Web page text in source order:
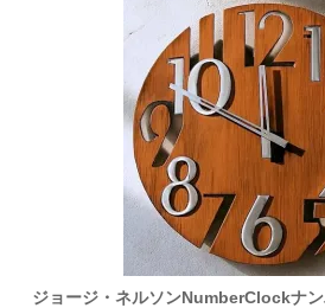
ジョージ・ネルソンNumberClockナ